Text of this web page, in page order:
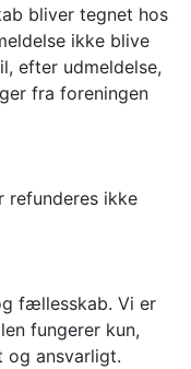
bliver tegnet hos
ikke blive
efter udmeldelse,
fra foreningen
refunderes ikke
fællesskab. Vi er
fungerer kun,
og ansvarligt.